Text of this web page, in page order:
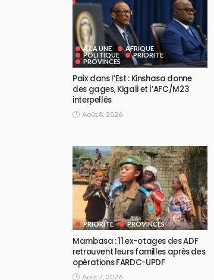
A LA UNE
AFRIQUE
POLITIQUE
PRIORITE
PROVINCES
Paix dans l’Est : Kinshasa donne
des gages, Kigali et l’AFC/M23
interpellés
Août 8, 2026
PRIORITE PROVINCES
Mambasa : 11 ex-otages des ADF
retrouvent leurs familles après des
opérations FARDC-UPDF
Août 7, 2026